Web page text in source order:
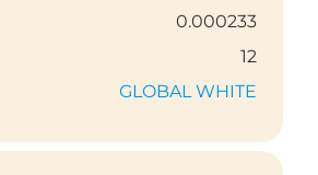
0.000233
12
GLOBAL WHITE